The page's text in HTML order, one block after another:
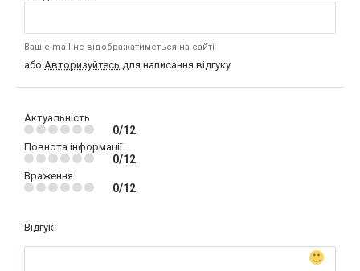
Ваш e-mail не відображатиметься на сайті
або Авторизуйтесь для написання відгуку
Актуальність
0/12
Повнота інформації
0/12
Враження
0/12
Відгук: